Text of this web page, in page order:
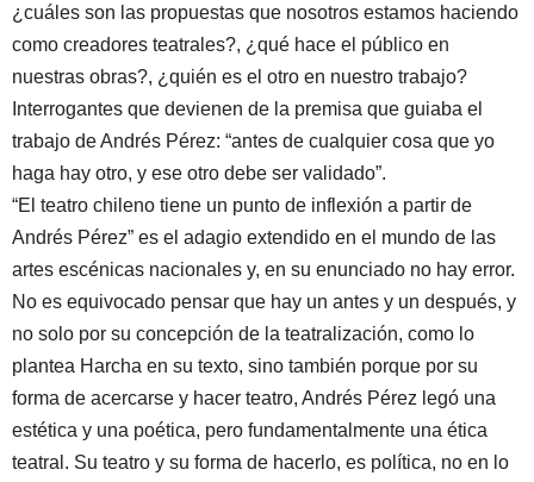
¿cuáles son las propuestas que nosotros estamos haciendo
como creadores teatrales?, ¿qué hace el público en
nuestras obras?, ¿quién es el otro en nuestro trabajo?
Interrogantes que devienen de la premisa que guiaba el
trabajo de Andrés Pérez: “antes de cualquier cosa que yo
haga hay otro, y ese otro debe ser validado”.
“El teatro chileno tiene un punto de inflexión a partir de
Andrés Pérez” es el adagio extendido en el mundo de las
artes escénicas nacionales y, en su enunciado no hay error.
No es equivocado pensar que hay un antes y un después, y
no solo por su concepción de la teatralización, como lo
plantea Harcha en su texto, sino también porque por su
forma de acercarse y hacer teatro, Andrés Pérez legó una
estética y una poética, pero fundamentalmente una ética
teatral. Su teatro y su forma de hacerlo, es política, no en lo